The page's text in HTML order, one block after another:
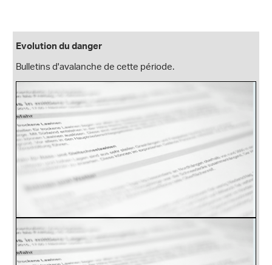
Evolution du danger
Bulletins d'avalanche de cette période.